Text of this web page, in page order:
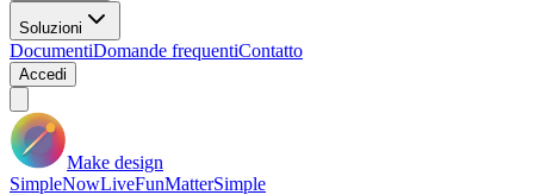
Soluzioni
DocumentiDomande frequentiContatto
Accedi
Make design
SimpleNowLiveFunMatterSimple